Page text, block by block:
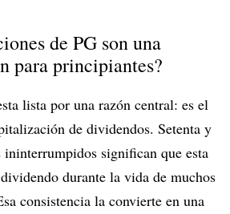
de PG son una
para principiantes?
lista por una razón central: es el
de dividendos. Setenta y
ininterrumpidos significan que esta
durante la vida de muchos
consistencia la convierte en una